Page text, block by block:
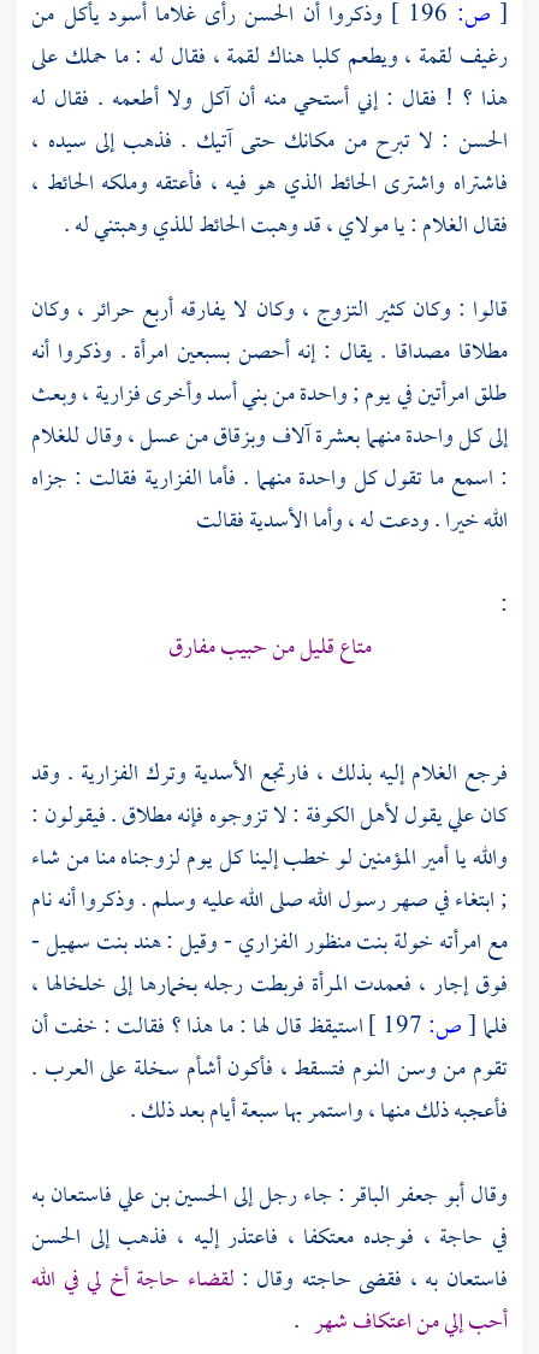
[ ص: وذكروا أن الحسنرأى غلاما أسود يأكل من
رغيف لقمة ، ويطعم كلبا هناك لقمة ، فقال له : ما حملك على
هذا ؟ ! فقال : إني أستحي منه أن آكل ولا أطعمه . فقال له
الحسن : لا تبرح من مكانك حتى آتيك . فذهب إلى سيده ،
فاشتراه واشترى الحائط الذي هو فيه ، فأعتقه وملكه الحائط ،
فقال الغلام : يا مولاي ، قد وهبت الحائط للذي وهبتني له .
قالوا : وكان كثير التزوج ، وكان لا يفارقه أربع حرائر ، وكان
مطلاقا مصداقا . يقال : إنه أحصن بسبعين امرأة . وذكروا أنه
طلق امرأتين في يوم ; واحدة منبني أسدوأخرىفزارية، وبعث
إلى كل واحدة منهما بعشرة آلاف وبزقاق من عسل ، وقال للغلام
: اسمع ما تقول كل واحدة منهما . فأما الفزارية فقالت : جزاه
الله خيرا . ودعت له ، وأما الأسدية فقالت
:
متاع قليل من حبيب مفارق
فرجع الغلام إليه بذلك ، فارتجع الأسدية وترك الفزارية . وقد
كانعلييقول لأهلالكوفة : لا تزوجوه فإنه مطلاق . فيقولون :
والله يا أمير المؤمنين لو خطب إلينا كل يوم لزوجناه منا من شاء
; ابتغاء في صهر رسول الله صلى الله عليه وسلم . وذكروا أنه نام
مع امرأتهخولة بنت منظور الفزاري- وقيل :هند بنت سهيل-
فوق إجار ، فعمدت المرأة فربطت رجله بخمارها إلى خلخالها ،
فلما[ص:
استيقظ قال لها : ما هذا ؟ فقالت : خفت أن
تقوم من وسن النوم فتسقط ، فأكون أشأم سخلة على العرب .
فأعجبه ذلك منها ، واستمر بها سبعة أيام بعد ذلك .
وقالأبو جعفر الباقر: جاء رجل إلىالحسين بن عليفاستعان به
في حاجة ، فوجده معتكفا ، فاعتذر إليه ، فذهب إلى الحسن
فاستعان به ، فقضى حاجته وقال : لقضاء حاجة أخ لي في الله
أحب إلي من اعتكاف شهر .